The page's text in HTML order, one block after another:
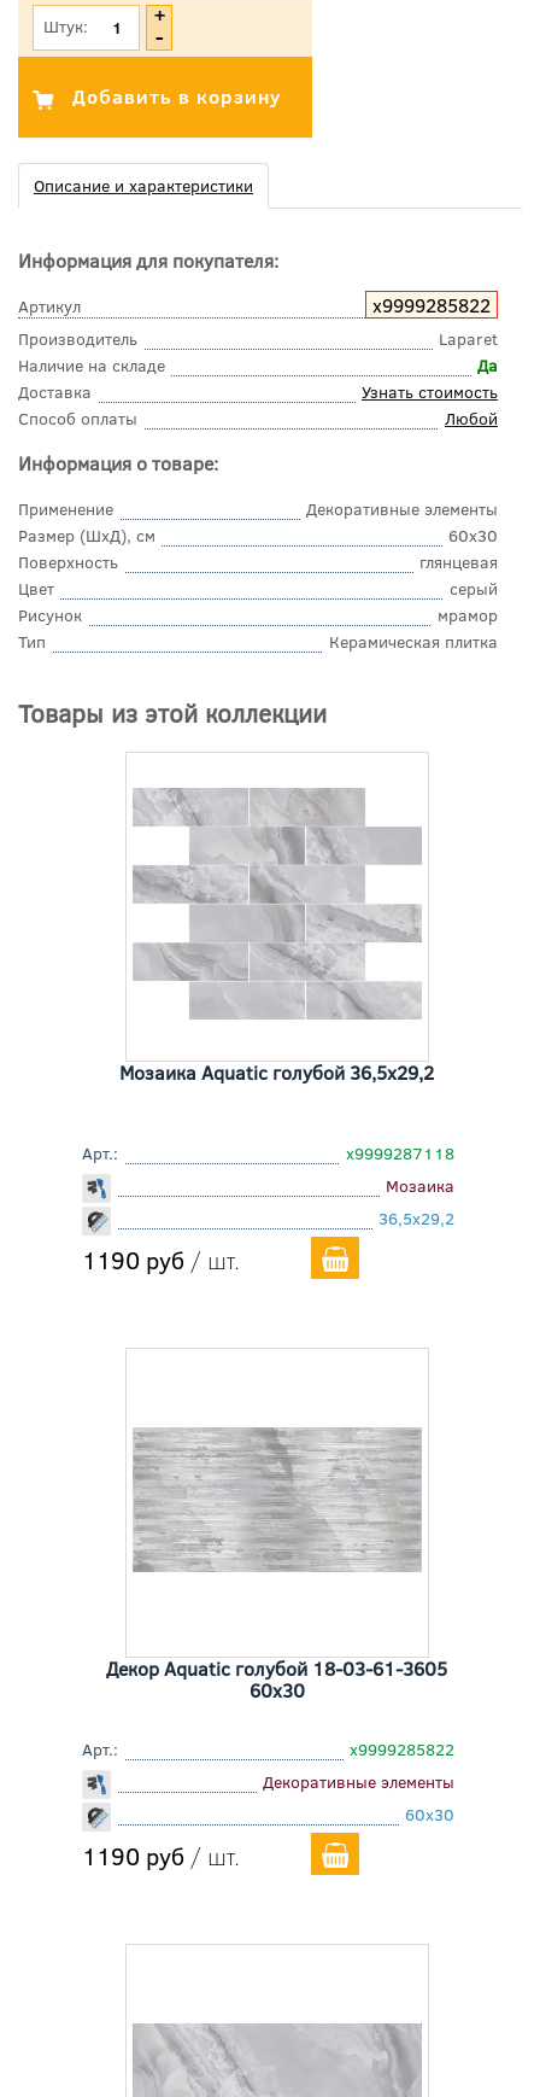
Штук:
Описание и характеристики
Информация для покупателя:
Артикул х9999285822
Производитель
Laparet
Наличие на складе
Да
Доставка
Узнать стоимость
Способ оплаты
Любой
Информация о товаре:
Применение
Декоративные элементы
Размер (ШхД), см
60x30
Поверхность
глянцевая
Цвет
серый
Рисунок
мрамор
Тип
Керамическая плитка
Товары из этой коллекции
Мозаика Aquatic голубой 36,5x29,2
Арт.:
х9999287118
Мозаика
36,5x29,2
1190 руб / шт.
Декор Aquatic голубой 18-03-61-3605
60x30
Арт.:
х9999285822
Декоративные элементы
60x30
1190 руб / шт.